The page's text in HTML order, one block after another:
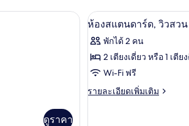
ร์ด | โต๊ะทำงาน, ผ้าม่านกันแสง, ห้องเก็บเสียง, เตารีด
ดูราคา
เปิด
ภาพถ่าย
ทั้งหมด
ของ
ห้อง
6
ห้องสแตนดาร์ด, วิวสวน
พักได้ 2 คน
2 เตียงเดี่ยว หรือ 1 เตีย
Wi-Fi ฟรี
รายละเอียดเพิ่มเติม
ราย